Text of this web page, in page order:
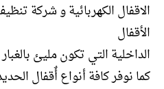
الاقفال الكهربائية و شركة
الأقفال
الداخلية التي تكون مليئ
كما نوفر كافة أنواع أٌقفال